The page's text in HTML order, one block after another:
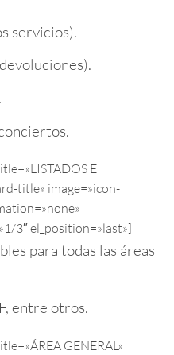
servicios).
E
title» image=»icon-
3″ el_position=»last»]
para todas las áreas
entre otros.
GENERAL»